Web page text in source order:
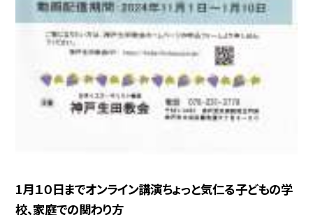
1月１０日までオンライン講演ちょっと気仁る子どもの学
校、家庭での関わり方